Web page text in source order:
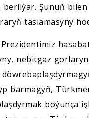
berilýär. Şunuň
taslamasyny
nebitgaz
barmagyň,
boýunça